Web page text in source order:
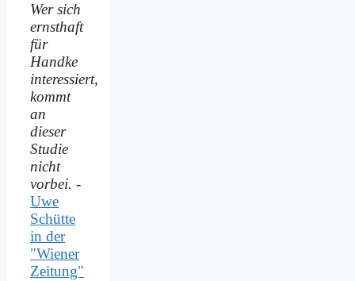
Wer sich
ernsthaft
für
Handke
interessiert,
kommt
an
dieser
Studie
nicht
vorbei. -
Uwe
Schütte
in der
"Wiener
Zeitung"